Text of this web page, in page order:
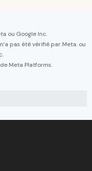
ou Google Inc.
pas été vérifié par Meta. ou
Meta Platforms.